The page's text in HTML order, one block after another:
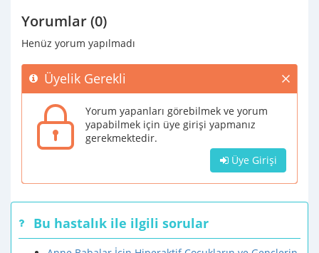
Yorumlar (0)
Henüz yorum yapılmadı
Üyelik Gerekli
Yorum yapanları görebilmek ve yorum
yapabilmek için üye girişi yapmanız
gerekmektedir.
Üye Girişi
Bu hastalık ile ilgili sorular